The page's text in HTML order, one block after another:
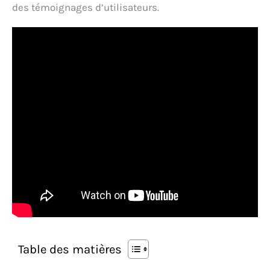
des témoignages d’utilisateurs.
Table des matières